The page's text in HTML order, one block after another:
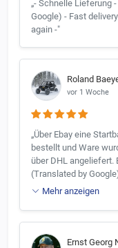
„- Schnelle Lieferung
Google) - Fast
again -"
Roland
vor 1 Woche
„Über Ebay eine
bestellt und Ware
über DHL angeliefert.
(Translated by
Mehr anzeigen
Ernst Georg